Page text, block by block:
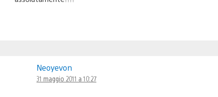
Neoyevon
31 maggio 2011 a 10:27